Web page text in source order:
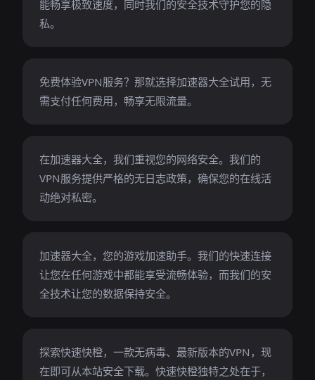
能畅享极致速度，同时我们的安全技术守护您的隐
私。
免费体验VPN服务？那就选择加速器大全试用，无
需支付任何费用，畅享无限流量。
在加速器大全，我们重视您的网络安全。我们的
VPN服务提供严格的无日志政策，确保您的在线活
动绝对私密。
加速器大全，您的游戏加速助手。我们的快速连接
让您在任何游戏中都能享受流畅体验，而我们的安
全技术让您的数据保持安全。
探索快速快橙，一款无病毒、最新版本的VPN，现
在即可从本站安全下载。快速快橙独特之处在于，